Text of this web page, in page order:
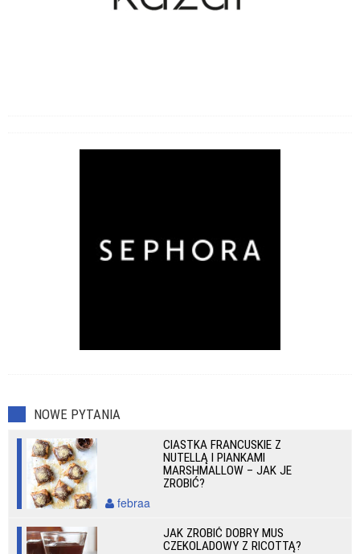
NOWE PYTANIA
CIASTKA FRANCUSKIE Z
NUTELLĄ I PIANKAMI
MARSHMALLOW – JAK JE
ZROBIĆ?
febraa
JAK ZROBIĆ DOBRY MUS
CZEKOLADOWY Z RICOTTĄ?